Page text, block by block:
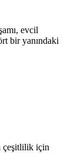
evcil
bir yanındaki
çeşitlilik için